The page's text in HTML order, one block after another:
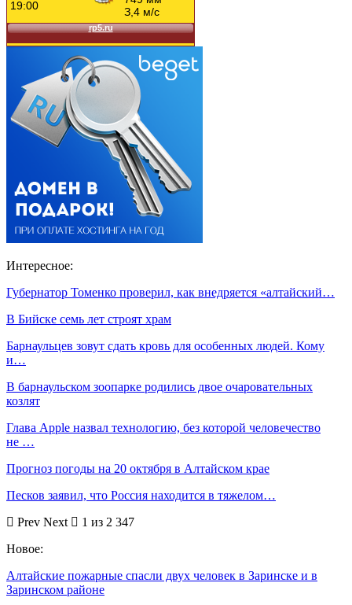
Интересное:
Губернатор Томенко проверил, как внедряется «алтайский…
В Бийске семь лет строят храм
Барнаульцев зовут сдать кровь для особенных людей. Кому
и…
В барнаульском зоопарке родились двое очаровательных
козлят
Глава Apple назвал технологию, без которой человечество
не …
Прогноз погоды на 20 октября в Алтайском крае
Песков заявил, что Россия находится в тяжелом…
Prev Next
1 из 2 347
Новое:
Алтайские пожарные спасли двух человек в Заринске и в
Заринском районе